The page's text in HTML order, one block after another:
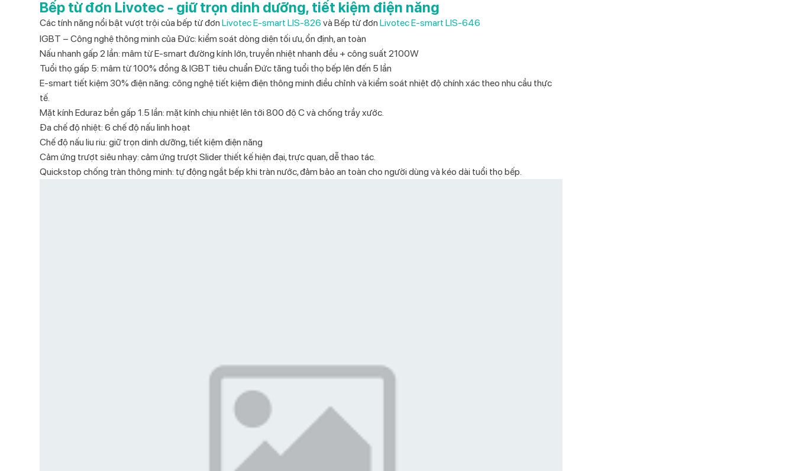
Bếp từ đơn Livotec - giữ trọn dinh dưỡng, tiết kiệm điện năng
Các tính năng nổi bật vượt trội của bếp từ đơn Livotec E-smart LIS-826 và Bếp từ đơn Livotec E-smart LIS-646
IGBT – Công nghệ thông minh của Đức: kiểm soát dòng diện tối ưu, ổn định, an toàn
Nấu nhanh gấp 2 lần: mâm từ E-smart đường kính lớn, truyền nhiệt nhanh đều + công suất 2100W
Tuổi thọ gấp 5: mâm từ 100% đồng & IGBT tiêu chuẩn Đức tăng tuổi thọ bếp lên đến 5 lần
E-smart tiết kiệm 30% điện năng: công nghệ tiết kiệm điện thông minh điều chỉnh và kiểm soát nhiệt độ chính xác theo nhu cầu thực
tế.
Mặt kính Eduraz bền gấp 1.5 lần: mặt kính chịu nhiệt lên tới 800 độ C và chống trầy xước.
Đa chế độ nhiệt: 6 chế độ nấu linh hoạt
Chế độ nấu liu riu: giữ trọn dinh dưỡng, tiết kiệm điện năng
Cảm ứng trượt siêu nhạy: cảm ứng trượt Slider thiết kế hiện đại, trực quan, dễ thao tác.
Quickstop chống tràn thông minh: tự động ngắt bếp khi tràn nước, đảm bảo an toàn cho người dùng và kéo dài tuổi thọ bếp.